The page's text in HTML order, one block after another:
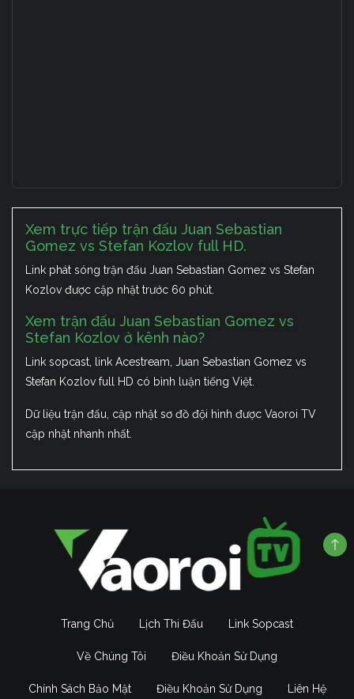
Xem trực tiếp trận đấu Juan Sebastian
Gomez vs Stefan Kozlov full HD.
Link phát sóng trận đấu Juan Sebastian Gomez vs Stefan
Kozlov được cập nhật trước 60 phút.
Xem trận đấu Juan Sebastian Gomez vs
Stefan Kozlov ở kênh nào?
Link sopcast, link Acestream, Juan Sebastian Gomez vs
Stefan Kozlov full HD có bình luận tiếng Việt.
Dữ liệu trận đấu, cập nhật sơ đồ đội hình được Vaoroi TV
cập nhật nhanh nhất.
Trang Chủ Lịch Thi Đấu Link Sopcast
Về Chúng Tôi Điều Khoản Sử Dụng
Chính Sách Bảo Mật Điều Khoản Sử Dụng Liên Hệ